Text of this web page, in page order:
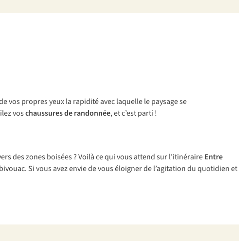
vos propres yeux la rapidité avec laquelle le paysage se
voschaussures de randonnée, et c’est parti !
des zones boisées ? Voilà ce qui vous attend sur l’itinéraireEntre
Si vous avez envie de vous éloigner de l’agitation du quotidien et